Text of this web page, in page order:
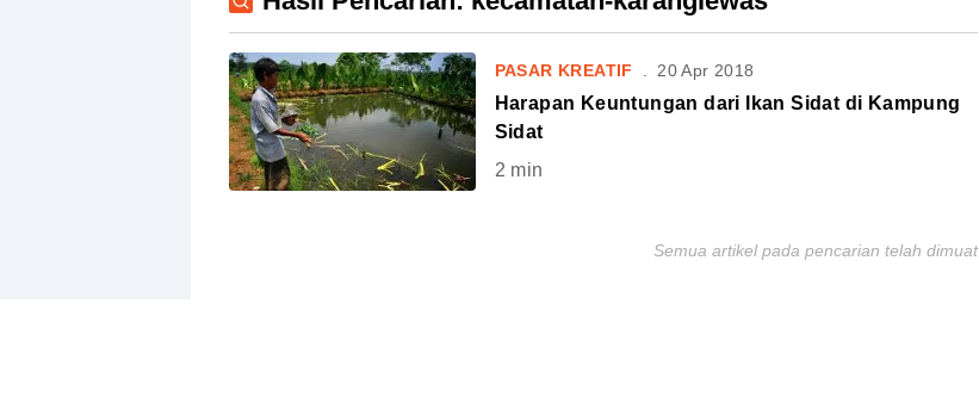
PASAR KREATIF 20 Apr 2018
Harapan Keuntungan dari Ikan Sidat di Kampung
Sidat
2 min
Semua artikel pada pencarian telah dimuat